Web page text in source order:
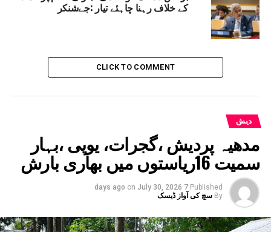
UP
رہے بالی ووڈ کے سُپر اسٹار دھرمیندر
DON'T MISS
سپریم کورٹ کے ججوں میں اختلاف، آکولہ فساد معاملہ
چیف جسٹس کے پاس بھیجا گیا
کے خلاف رہنا چاہئے تیار :جےشنکر
CLICK TO COMMENT
دیش
مدھیہ پردیش ،گجرات، یوپی ،بہار
سمیت 16ریاستوں میں بھاری بارش
Published
7 days ago
on July 30, 2026
By سچ کی آواز ڈیسک